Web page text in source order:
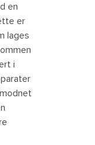
en
er
lages
i